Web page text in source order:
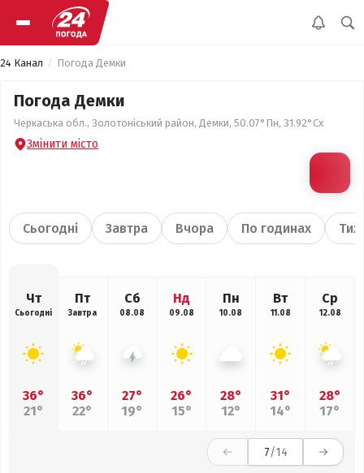
24 Канал Погода Демки
Погода Демки
Черкаська обл., Золотоніський район, Демки, 50.07°Пн, 31.92°Сх
Змінити місто
Сьогодні Завтра Вчора По годинах
Чт
Сьогодні
36°
21°
Пт
Завтра
36°
22°
Сб
08.08
27°
19°
Нд
09.08
26°
15°
Пн
10.08
28°
12°
Вт
11.08
31°
14°
Ср
12.08
28°
17°
7/14